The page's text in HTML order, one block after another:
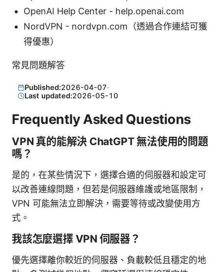
OpenAI Help Center - help.openai.com
NordVPN - nordvpn.com（透過合作連結可獲
得優惠）
常見問題解答
Published:2026-04-07·
Last updated:2026-05-10
Frequently Asked Questions
VPN 真的能解決 ChatGPT 無法使用的問題
嗎？
是的，在某些情況下，選擇合適的伺服器和設定可
以改善連線問題，但若是伺服器維護或地區限制，
VPN 可能無法立即解決，需要等待或改變使用方
式。
我該怎麼選擇 VPN 伺服器？
優先選擇離你較近的伺服器、負載較低且穩定的地